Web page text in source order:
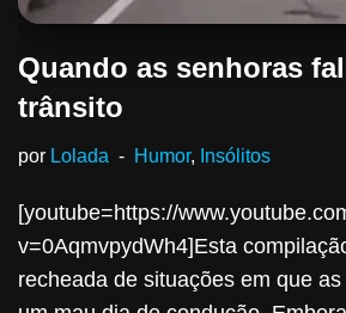
Quando as senhoras
trânsito
por Lolada Humor, Insólitos
[youtube=https://
v=0AqmvpydWh4]Esta
recheada de situações em que